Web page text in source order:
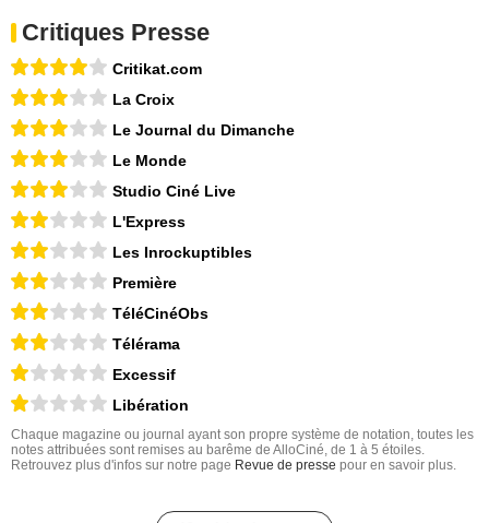
Critiques Presse
Critikat.com
La Croix
Le Journal du Dimanche
Le Monde
Studio Ciné Live
L'Express
Les Inrockuptibles
Première
TéléCinéObs
Télérama
Excessif
Libération
Chaque magazine ou journal ayant son propre système de notation, toutes les
notes attribuées sont remises au barême de AlloCiné, de 1 à 5 étoiles.
Retrouvez plus d'infos sur notre page Revue de presse pour en savoir plus.